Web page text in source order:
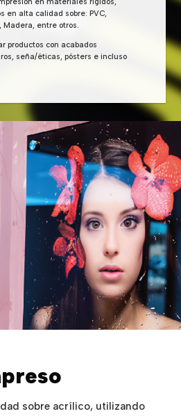
en alta calidad sobre: PVC,
Madera, entre otros.
productos con acabados
seña/éticas, pósters e incluso
sobre acrílico, utilizando